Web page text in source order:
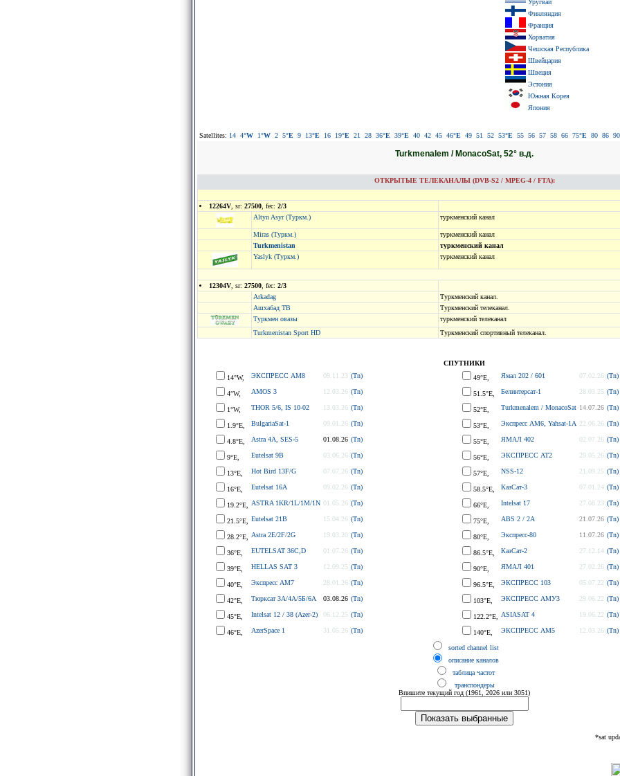
Уругвай
Финляндия
Франция
Хорватия
Чешская Республика
Швейцария
Швеция
Эстония
Южная Корея
Япония
Satellites: 14 4°W 1°W 2 5°E 9 13°E 16 19°E 21 28 36°E 39°E 40 42 45 46°E 49 51 52 53°E 55 56 57 58 66 75°E 80 86 90
Turkmenalem / MonacoSat, 52° в.д.
ОТКРЫТЫЕ ТЕЛЕКАНАЛЫ (DVB-S2 / MPEG-4 / FTA):
12264V , sr: 27500 , fec: 2/3
Altyn Asyr (Туркм.)
туркменский канал
Miras (Туркм.)
туркменский канал
Turkmenistan
туркменский канал
Yaslyk (Туркм.)
туркменский канал
12304V , sr: 27500 , fec: 2/3
Arkadag
Туркменский канал.
Ашхабад ТВ
Туркменский телеканал.
Туркмен овазы
туркменский телеканал
Turkmenistan Sport HD
Туркменский спортивный телеканал.
СПУТНИКИ
14°W,
ЭКСПРЕСС АМ8 09.11.23 (Tn)
4°W, AMOS 3 12.03.26 (Tn)
1°W, THOR 5/6, IS 10-02 13.03.26 (Tn)
1.9°E, BulgariaSat-1 09.01.26 (Tn)
4.8°E, Astra 4A, SES-5 01.08.26 (Tn)
9°E, Eutelsat 9B 03.06.26 (Tn)
13°E, Hot Bird 13F/G 07.07.26 (Tn)
16°E, Eutelsat 16A 09.02.26 (Tn)
19.2°E, ASTRA 1KR/1L/1M/1N 01.05.26 (Tn)
21.5°E, Eutelsat 21B 15.04.26 (Tn)
28.2°E, Astra 2E/2F/2G 19.03.20 (Tn)
36°E, EUTELSAT 36C,D 01.07.26 (Tn)
39°E, HELLAS SAT 3 12.09.25 (Tn)
40°E, Экспресс АМ7 28.01.26 (Tn)
42°E, Тюрксат 3A/4A/5Б/6A 03.08.26 (Tn)
45°E, Intelsat 12 / 38 (Azer-2) 06.12.25 (Tn)
46°E, AzerSpace 1 31.05.26 (Tn)
49°E, Ямал 202 / 601 07.02.26 (Tn)
51.5°E, Белинтерсат-1 28.03.25 (Tn)
52°E, Turkmenalem / MonacoSat 14.07.26 (Tn)
53°E, Экспресс AM6, Yahsat-1A 22.06.26 (Tn)
55°E, ЯМАЛ 402 02.07.26 (Tn)
56°E, ЭКСПРЕСС АТ2 29.05.26 (Tn)
57°E, NSS-12 21.09.25 (Tn)
58.5°E, КазСат-3 07.01.24 (Tn)
66°E, Intelsat 17 27.08.23 (Tn)
75°E, ABS 2 / 2A 21.07.26 (Tn)
80°E, Экспресс-80 11.07.26 (Tn)
86.5°E, КазСат-2 27.12.14 (Tn)
90°E, ЯМАЛ 401 27.02.26 (Tn)
96.5°E, ЭКСПРЕСС 103 05.07.22 (Tn)
103°E, ЭКСПРЕСС АМУ3 29.06.22 (Tn)
122.2°E, ASIASAT 4 19.06.22 (Tn)
140°E, ЭКСПРЕСС AM5 12.03.26 (Tn)
sorted channel list
описание каналов
таблица частот
транспондеры
Впишите текущий год (1961, 2026 или 3051)
*sat